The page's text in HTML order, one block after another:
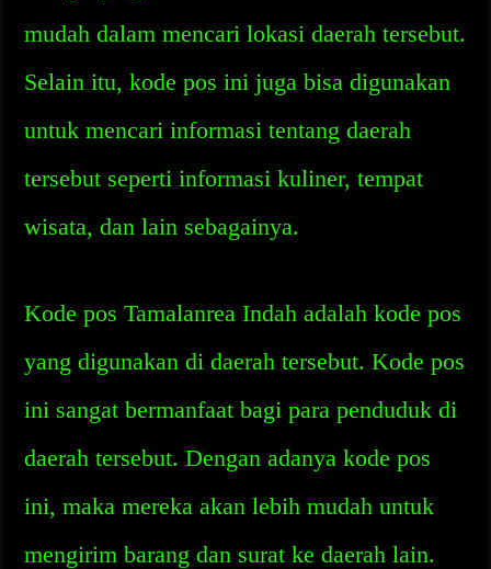
mudah dalam mencari lokasi daerah tersebut.
Selain itu, kode pos ini juga bisa digunakan
untuk mencari informasi tentang daerah
tersebut seperti informasi kuliner, tempat
wisata, dan lain sebagainya.
Kode pos Tamalanrea Indah adalah kode pos
yang digunakan di daerah tersebut. Kode pos
ini sangat bermanfaat bagi para penduduk di
daerah tersebut. Dengan adanya kode pos
ini, maka mereka akan lebih mudah untuk
mengirim barang dan surat ke daerah lain.